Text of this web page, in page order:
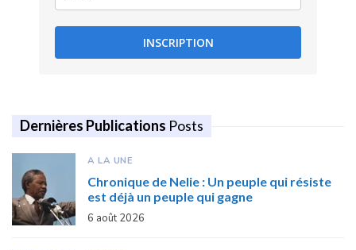
INSCRIPTION
Dernières Publications Posts
A LA UNE
Chronique de Nelie : Un peuple qui résiste
est déjà un peuple qui gagne
6 août 2026